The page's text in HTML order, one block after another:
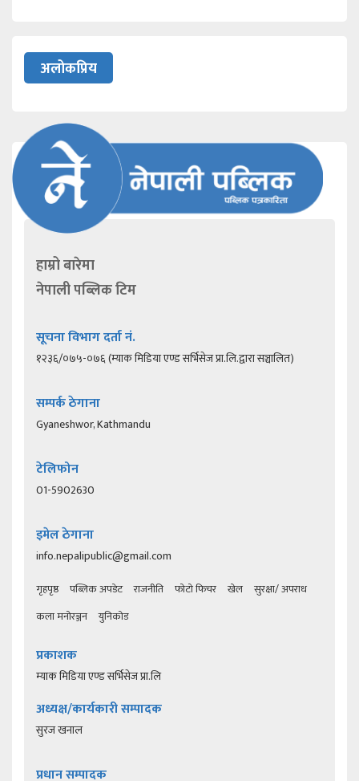
अलोकप्रिय
हाम्रो बारेमा
नेपाली पब्लिक टिम
सूचना विभाग दर्ता नं.
१२३६/०७५-०७६ (म्याक मिडिया एण्ड सर्भिसेज प्रा.लि.द्वारा सञ्चालित)
सम्पर्क ठेगाना
Gyaneshwor, Kathmandu
टेलिफोन
01-5902630
इमेल ठेगाना
info.nepalipublic@gmail.com
गृहपृष्ठ पब्लिक अपडेट राजनीति फोटो फिचर खेल
सुरक्षा/ अपराध
कला मनोरञ्जन
युनिकोड
प्रकाशक
म्याक मिडिया एण्ड सर्भिसेज प्रा.लि
अध्यक्ष/कार्यकारी सम्पादक
सुरज खनाल
प्रधान सम्पादक